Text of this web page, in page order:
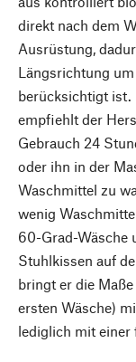
direkt nach dem
Ausrüstung,
Längsrichtung
berücksichtigt ist.
empfiehlt der
Gebrauch 24
oder ihn in der
Waschmittel zu
wenig
60-Grad-Wäsche
Stuhlkissen auf
bringt er die
ersten Wäsche)
lediglich mit einer